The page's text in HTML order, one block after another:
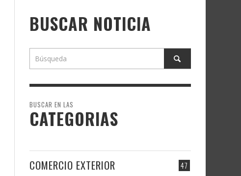
BUSCAR NOTICIA
BUSCAR EN LAS
CATEGORIAS
47
COMERCIO EXTERIOR